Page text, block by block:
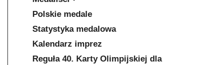
Polskie medale
Statystyka medalowa
Kalendarz imprez
Reguła 40. Karty Olimpijskiej dla